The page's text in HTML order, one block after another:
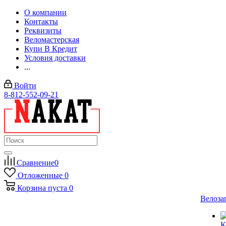
О компании
Контакты
Реквизиты
Веломастерская
Купи В Кредит
Условия доставки
...
Войти
8-812-552-09-21
Сравнение0
Отложенные 0
Корзина пуста 0